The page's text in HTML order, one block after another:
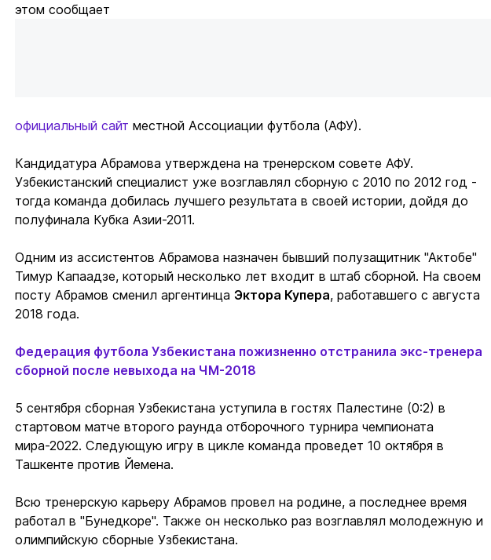
этом сообщает
официальный сайт местной Ассоциации футбола (АФУ).
Кандидатура Абрамова утверждена на тренерском совете АФУ.
Узбекистанский специалист уже возглавлял сборную с 2010 по 2012 год -
тогда команда добилась лучшего результата в своей истории, дойдя до
полуфинала Кубка Азии-2011.
Одним из ассистентов Абрамова назначен бывший полузащитник "Актобе"
Тимур Капаадзе, который несколько лет входит в штаб сборной. На своем
посту Абрамов сменил аргентинца Эктора Купера, работавшего с августа
2018 года.
Федерация футбола Узбекистана пожизненно отстранила экс-тренера
сборной после невыхода на ЧМ-2018
5 сентября сборная Узбекистана уступила в гостях Палестине (0:2) в
стартовом матче второго раунда отборочного турнира чемпионата
мира-2022. Следующую игру в цикле команда проведет 10 октября в
Ташкенте против Йемена.
Всю тренерскую карьеру Абрамов провел на родине, а последнее время
работал в "Бунедкоре". Также он несколько раз возглавлял молодежную и
олимпийскую сборные Узбекистана.